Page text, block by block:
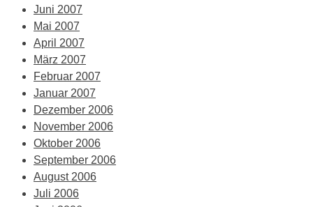
Juni 2007
Mai 2007
April 2007
März 2007
Februar 2007
Januar 2007
Dezember 2006
November 2006
Oktober 2006
September 2006
August 2006
Juli 2006